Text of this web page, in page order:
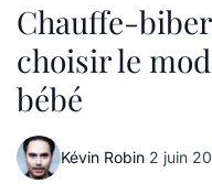
Chauffe-
choisir le
bébé
Kévin Robin·2 juin